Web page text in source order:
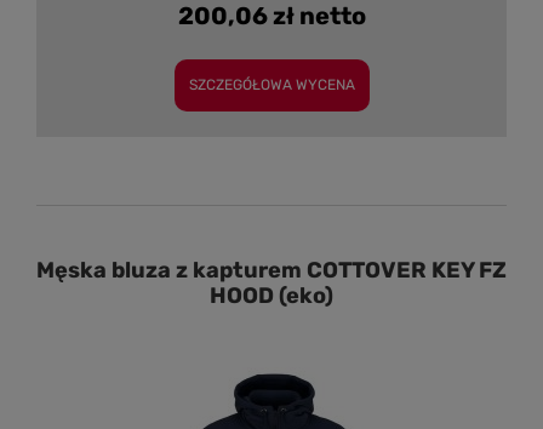
200,06 zł netto
SZCZEGÓŁOWA WYCENA
Męska bluza z kapturem COTTOVER KEY FZ
HOOD (eko)